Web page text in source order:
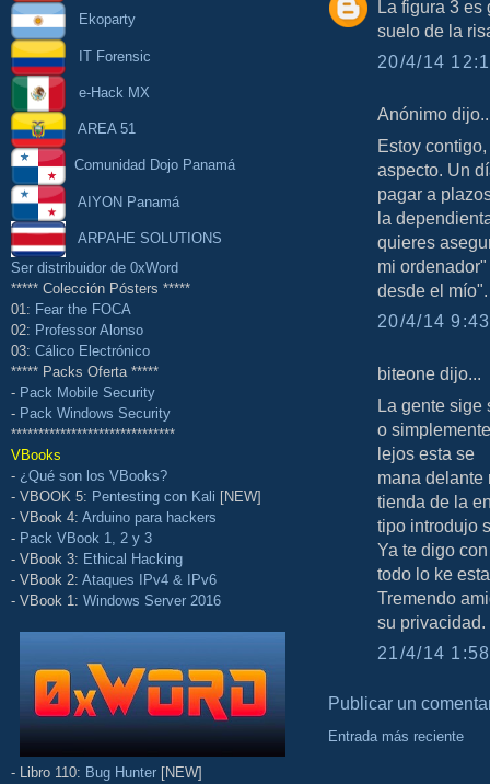
Ekoparty
IT Forensic
e-Hack MX
AREA 51
Comunidad Dojo Panamá
AIYON Panamá
ARPAHE SOLUTIONS
Ser distribuidor de 0xWord
***** Colección Pósters *****
01: Fear the FOCA
02: Professor Alonso
03: Cálico Electrónico
***** Packs Oferta *****
- Pack Mobile Security
- Pack Windows Security
******************************
VBooks
- ¿Qué son los VBooks?
- VBOOK 5: Pentesting con Kali [NEW]
- VBook 4: Arduino para hackers
- Pack VBook 1, 2 y 3
- VBook 3: Ethical Hacking
- VBook 2: Ataques IPv4 & IPv6
- VBook 1: Windows Server 2016
- Libro 110: Bug Hunter [NEW]
La figura 3
suelo de la
20/4/14
Anónimo
Estoy
aspecto. Un
pagar a
la
quieres
mi
desde el
20/4/14
biteone dijo...
La gente sige
o
lejos esta se
mana delante
tienda de la
tipo introdujo
Ya te digo
todo lo ke
Tremendo
su privacidad.
21/4/14
Publicar un
Entrada más reciente